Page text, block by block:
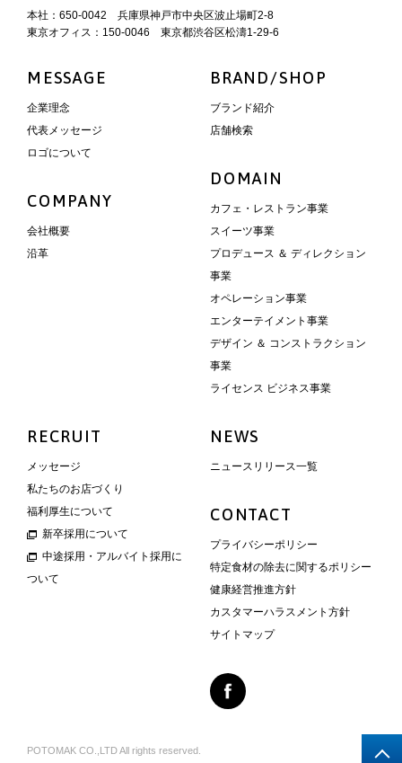
本社：650-0042 兵庫県神戸市中央区波止場町2-8
東京オフィス：150-0046 東京都渋谷区松濤1-29-6
MESSAGE
企業理念
代表メッセージ
ロゴについて
COMPANY
会社概要
沿革
BRAND/SHOP
ブランド紹介
店舗検索
DOMAIN
カフェ・レストラン事業
スイーツ事業
プロデュース ＆ ディレクション
事業
オペレーション事業
エンターテイメント事業
デザイン ＆ コンストラクション
事業
ライセンス ビジネス事業
RECRUIT
メッセージ
私たちのお店づくり
福利厚生について
新卒採用について
中途採用・アルバイト採用に
ついて
NEWS
ニュースリリース一覧
CONTACT
プライバシーポリシー
特定食材の除去に関するポリシー
健康経営推進方針
カスタマーハラスメント方針
サイトマップ
POTOMAK CO.,LTD All rights reserved.